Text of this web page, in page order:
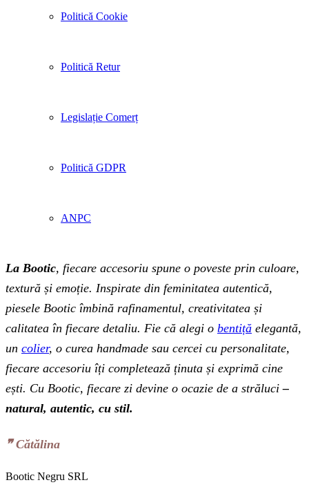
Politică Cookie
Politică Retur
Legislație Comerț
Politică GDPR
ANPC
La Bootic, fiecare accesoriu spune o poveste prin culoare,
textură și emoție. Inspirate din feminitatea autentică,
piesele Bootic îmbină rafinamentul, creativitatea și
calitatea în fiecare detaliu. Fie că alegi o bentiță elegantă,
un colier, o curea handmade sau cercei cu personalitate,
fiecare accesoriu îți completează ținuta și exprimă cine
ești. Cu Bootic, fiecare zi devine o ocazie de a străluci –
natural, autentic, cu stil.
❞‬ Cătălina
Bootic Negru SRL